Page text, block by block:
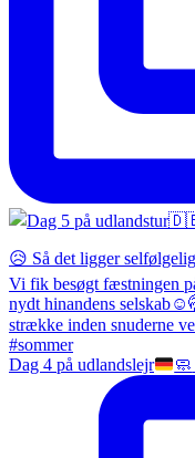
Dag 4 på udlandslejr 🧼